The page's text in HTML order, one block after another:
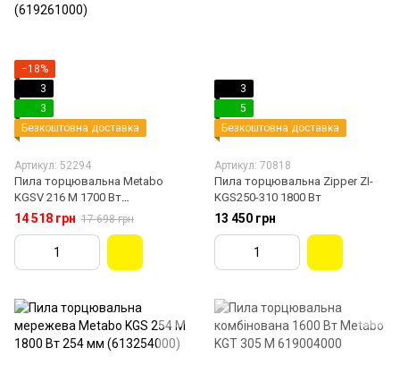
−18%
3
3
Безкоштовна доставка
Артикул: 52294
Пила торцювальна Metabo
KGSV 216 M 1700 Вт
(619261000)
14 518 грн 17 698 грн
3
5
Безкоштовна доставка
Артикул: 70818
Пила торцювальна Zipper ZI-
KGS250-310 1800 Вт
13 450 грн